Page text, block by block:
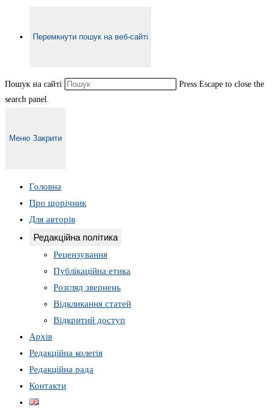
Перемкнути пошук на веб-сайті
Пошук на сайті
Press Escape to close the
search panel.
Меню Закрити
Головна
Про щорічник
Для авторів
Редакційна політика
Рецензування
Публікаційна етика
Розгляд звернень
Відкликання статей
Відкритий доступ
Архів
Редакційна колегія
Редакційна рада
Контакти